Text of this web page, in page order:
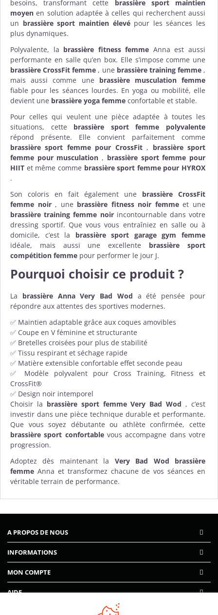
besoins, transformant cette brassière sport maintien
moyen en solution adaptée à celles qui recherchent aussi
un brassière sport maintien élevépour les séances les
plus dynamiques.
Polyvalente, la brassière fitness femme Anna est aussi
performante en salle qu’en box. Elle s’impose comme une
brassière CrossFit femme , une brassière training femme,
mais aussi comme une brassière musculation femme
fiable pour les séances lourdes. En yoga ou mobilité, elle
devient une brassière yoga femme confortable et stable.
Pour celles qui veulent une pièce adaptée à toutes les
situations, cette brassière sport femme polyvalente
répond présente. Elle convient parfaitement comme
brassière sport femme pour CrossFit, brassière sport
femme pour musculation , brassière sport femme pour
HIIT et même comme brassière sport femme pour HYROX
.
Son coloris en fait également une brassière CrossFit
femme noir, une brassière fitness noir femmeet une
brassière training femme noirincontournable dans votre
dressing sportif. Que vous vous entraîniez en salle ou à
domicile, c’est la brassière sport garage gym femme
idéale, mais aussi une excellente brassière sport
compétition femme pour performer le jour J.
Pourquoi choisir ce produit ?
La brassière Anna Very Bad Wod a été pensée pour
répondre aux attentes des sportives modernes.
✅ Maintien adaptable grâce aux coques amovibles
✅ Coupe en V féminine et structurante
✅ Bretelles croisées pour plus de stabilité
✅ Tissu respirant et séchage rapide
✅ Matière extensible confortable effet seconde peau
✅ Modèle polyvalent pour Cross Training, Fitness et
CrossFit®
✅ Design noir intemporel
Choisir la brassière sport femme Very Bad Wod , c’est
investir dans une pièce technique durable et performante.
Que vous soyez débutante ou athlète confirmée, cette
brassière sport confortablevous accompagne dans votre
progression.
Adoptez dès maintenant la Very Bad Wod brassière
femme Anna et transformez chacune de vos séances en
véritable terrain de performance.
A PROPOS DE NOUS
INFORMATIONS
MON COMPTE
AIDE